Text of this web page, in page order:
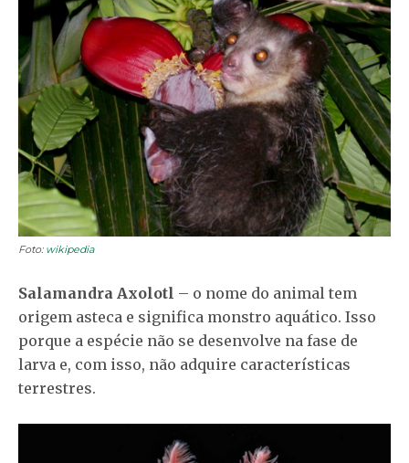
Foto: wikipedia
Salamandra Axolotl – o nome do animal tem
origem asteca e significa monstro aquático. Isso
porque a espécie não se desenvolve na fase de
larva e, com isso, não adquire características
terrestres.